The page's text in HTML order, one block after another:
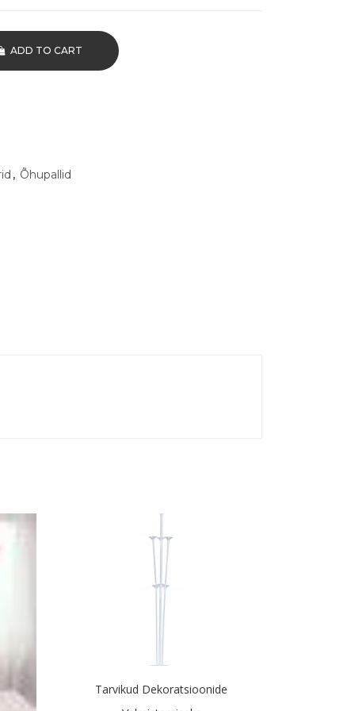
ADD TO CART
, Õhupallid
Tarvikud Dekoratsioonide